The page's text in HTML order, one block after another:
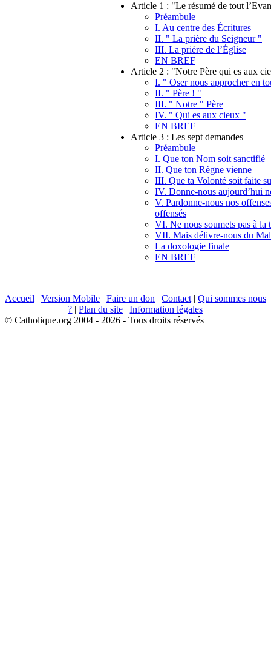
Article 1 : "Le résumé de tout
Préambule
I. Au centre des Écritures
II. " La prière du Seigneur "
III. La prière de l’Église
EN BREF
Article 2 : "Notre Père qui es aux
I. " Oser nous approcher en
II. " Père ! "
III. " Notre " Père
IV. " Qui es aux cieux "
EN BREF
Article 3 : Les sept demandes
Préambule
I. Que ton Nom soit sanctifié
II. Que ton Règne vienne
III. Que ta Volonté soit faite
IV. Donne-nous aujourd’hui
V. Pardonne-nous nos
offensés
VI. Ne nous soumets pas à la
VII. Mais délivre-nous du Mal
La doxologie finale
EN BREF
Accueil | Version Mobile | Faire un don | Contact | Qui sommes nous
? |Plan du site |Information légales
© Catholique.org 2004 - 2026 - Tous droits réservés